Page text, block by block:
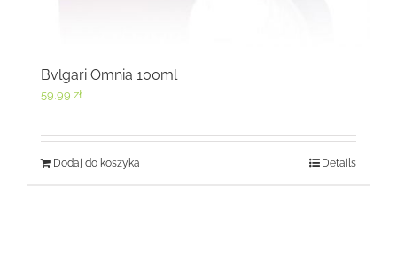
Bvlgari Omnia 100ml
59,99 zł
Dodaj do koszyka Details